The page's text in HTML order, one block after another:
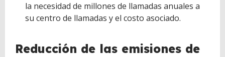
la necesidad de millones de llamadas anuales a
su centro de llamadas y el costo asociado.
Reducción de las emisiones de